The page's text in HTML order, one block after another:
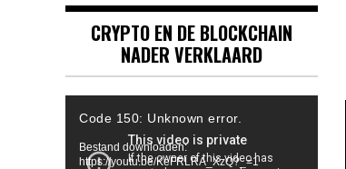
CRYPTO EN DE BLOCKCHAIN
NADER VERKLAARD
Code 150: Unknown error.
Bestand downloaden:
https://youtu.be/KeFRLRA_XzQ?_=1